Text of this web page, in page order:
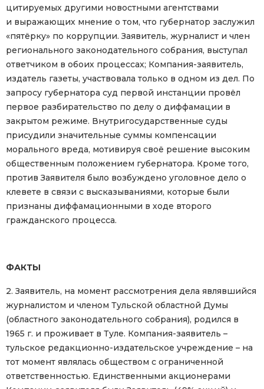
цитируемых другими новостными агентствами
и выражающих мнение о том, что губернатор заслужил
«пятёрку» по коррупции. Заявитель, журналист и член
регионального законодательного собрания, выступал
ответчиком в обоих процессах; Компания-заявитель,
издатель газеты, участвовала только в одном из дел. По
запросу губернатора суд первой инстанции провёл
первое разбирательство по делу о диффамации в
закрытом режиме. Внутригосударственные суды
присудили значительные суммы компенсации
морального вреда, мотивируя своё решение высоким
общественным положением губернатора. Кроме того,
против Заявителя было возбуждено уголовное дело о
клевете в связи с высказываниями, которые были
признаны диффамационными в ходе второго
гражданского процесса.
ФАКТЫ
2. Заявитель, на момент рассмотрения дела являвшийся
журналистом и членом Тульской областной Думы
(областного законодательного собрания), родился в
1965 г. и проживает в Туле. Компания-заявитель –
тульское редакционно-издательское учреждение – на
тот момент являлась обществом с ограниченной
ответственностью. Единственными акционерами